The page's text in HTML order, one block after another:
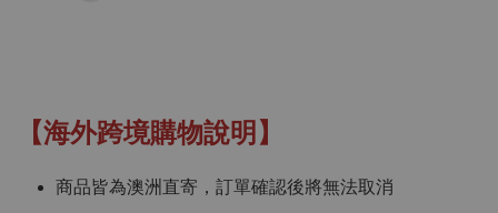
【海外跨境購物說明】
商品皆為澳洲直寄，訂單確認後將無法取消